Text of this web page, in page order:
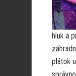
hluk a
plátok